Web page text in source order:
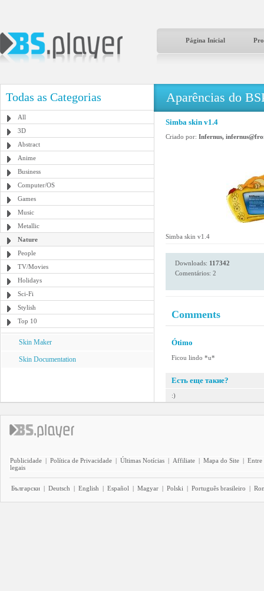
Página Inicial
Todas as Categorias
All
3D
Abstract
Anime
Business
Computer/OS
Games
Music
Metallic
Nature
People
TV/Movies
Holidays
Sci-Fi
Stylish
Top 10
Skin Maker
Skin Documentation
Aparências do
Simba skin v1.4
Criado por: Infernus,
Simba skin v1.4
Downloads: 117342
Comentários: 2
Comments
Ótimo
Ficou lindo *u*
Есть еще такие?
:)
Publicidade | Política de Privacidade | Últimas Notícias | Affiliate | Mapa do Site | Entre
legais
Български | Deutsch | English | Español | Magyar | Polski | Português brasileiro |